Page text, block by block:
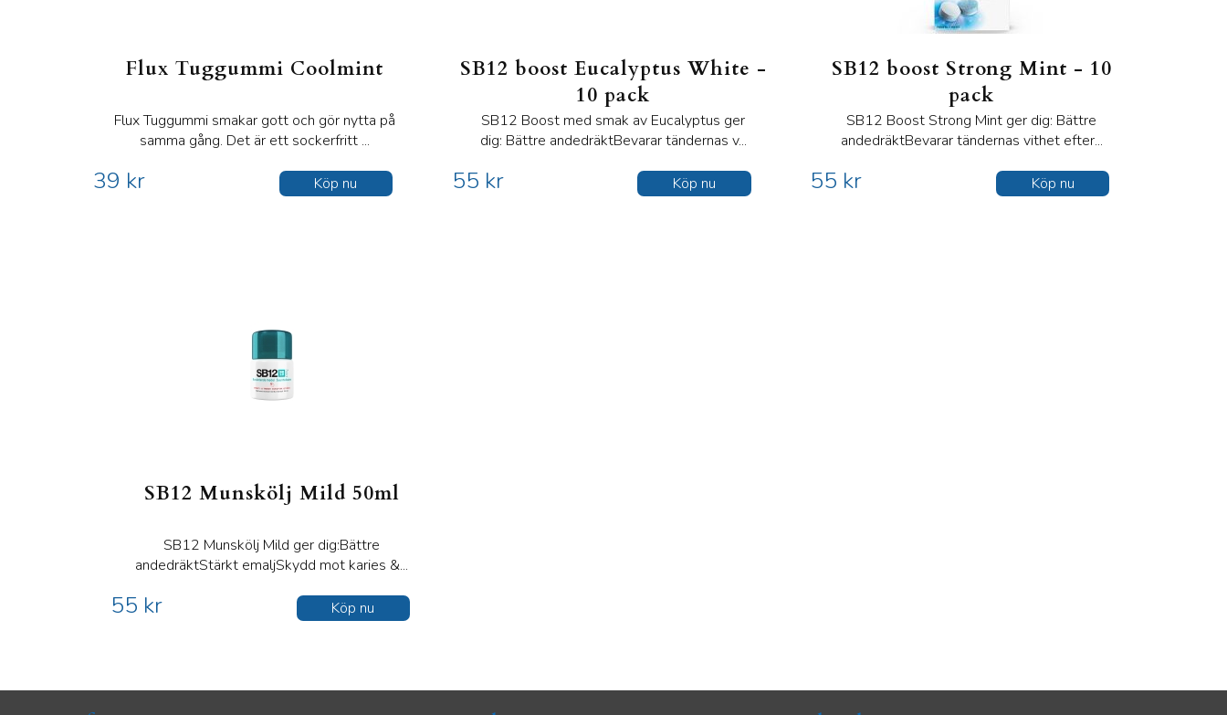
Flux Tuggummi Coolmint
Flux Tuggummi smakar gott och gör nytta på
samma gång. Det är ett sockerfritt ...
39 kr Köp nu
SB12 boost Eucalyptus White -
10 pack
SB12 Boost med smak av Eucalyptus ger
dig: Bättre andedräktBevarar tändernas v...
55 kr Köp nu
SB12 boost Strong Mint - 10
pack
SB12 Boost Strong Mint ger dig: Bättre
andedräktBevarar tändernas vithet efter...
55 kr Köp nu
SB12 Munskölj Mild 50ml
SB12 Munskölj Mild ger dig:Bättre
andedräktStärkt emaljSkydd mot karies &...
55 kr Köp nu